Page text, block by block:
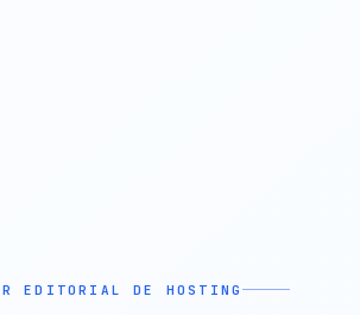
EDITORIAL DE HOSTING